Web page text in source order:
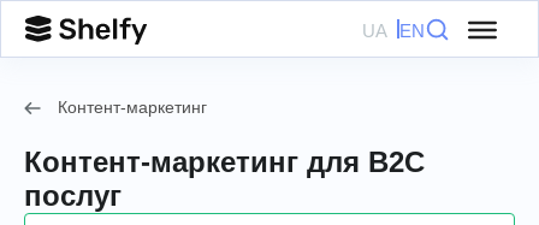
UA EN
Контент-маркетинг
Контент-маркетинг для B2C
послуг